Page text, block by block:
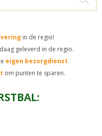
in de regio!
geleverd in de regio.
eigen bezorgdienst.
om punten te sparen.